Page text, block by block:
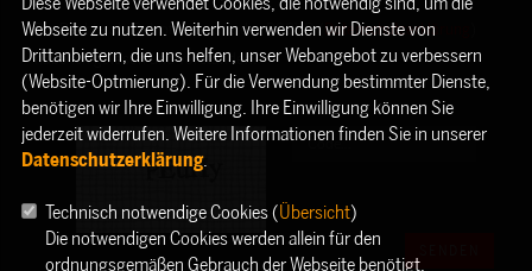
Die Rechte als Betroffener aus der DSGVO ( Datenschutzerklärung
habe ich gelesen und verstanden.
Webseite zu nutzen. Weiterhin verwenden wir Dienste von
Drittanbietern, die uns helfen, unser Webangebot zu verbessern
(Website-Optmierung). Für die Verwendung bestimmter Dienste,
benötigen wir Ihre Einwilligung. Ihre Einwilligung können Sie
jederzeit widerrufen. Weitere Informationen finden Sie in unserer
Datenschutzerklärung.
Technisch notwendige Cookies (Übersicht)
Die notwendigen Cookies werden allein für den
ordnungsgemäßen Gebrauch der Webseite benötigt.